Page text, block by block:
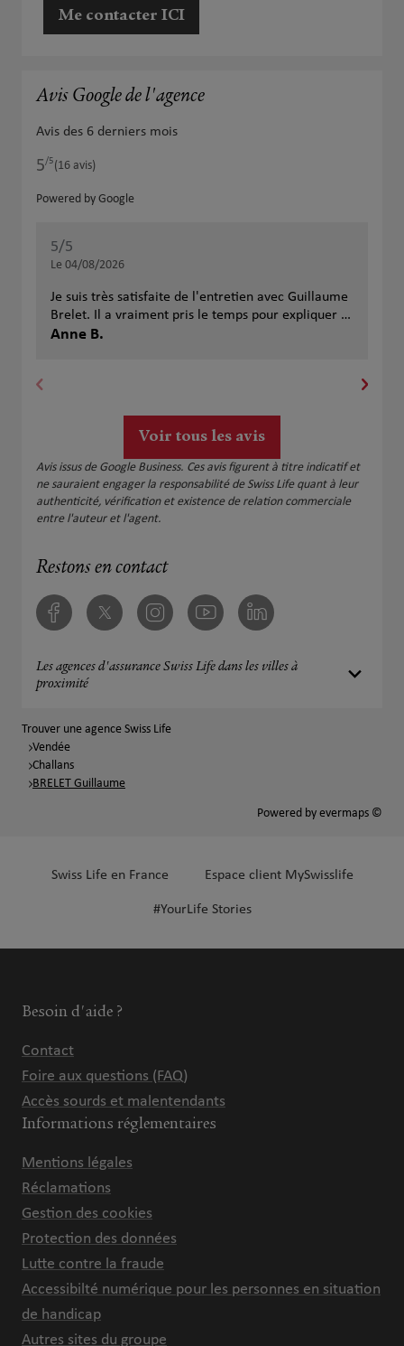
Me contacter ICI
Avis Google de l'agence
Avis des 6 derniers mois
5/5Note de 5 sur 5
(16 avis)
Powered by Google
5/5
Le 04/08/2026
Je suis très satisfaite de l'entretien avec Guillaume
Brelet. Il a vraiment pris le temps pour expliquer et
ensuite proposer les offres plus adaptées. Je
Anne B.
Voir tous les avis
Avis issus de Google Business. Ces avis figurent à titre indicatif et
ne sauraient engager la responsabilité de Swiss Life quant à leur
authenticité, vérification et existence de relation commerciale
entre l'auteur et l'agent.
Restons en contact
FacebookTwitter InstagramYoutube Linkedin
Les agences d'assurance Swiss Life dans les villes à
proximité
Trouver une agence Swiss Life
Vendée
Challans
BRELET Guillaume
Powered by evermaps ©
Swiss Life en France Espace client MySwisslife
#YourLife Stories
Besoin d'aide ?
Contact
Foire aux questions (FAQ)
Accès sourds et malentendants
Informations réglementaires
Mentions légales
Réclamations
Gestion des cookies
Protection des données
Lutte contre la fraude
Accessibilté numérique pour les personnes en situation
de handicap
Autres sites du groupe